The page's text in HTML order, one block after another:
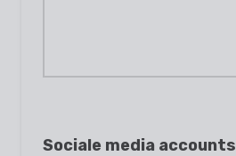
Sociale media accounts